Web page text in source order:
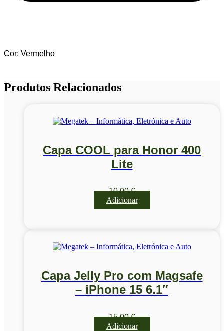
Cor: Vermelho
Produtos Relacionados
Capa COOL para Honor 400
Lite
10,00€
Adicionar
Capa Jelly Pro com Magsafe
– iPhone 15 6.1″
15,00€
Adicionar